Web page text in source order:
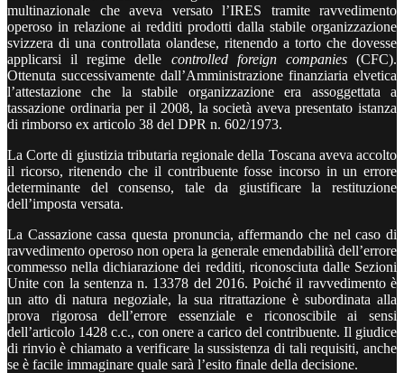
multinazionale che aveva versato l’IRES tramite ravvedimento
operoso in relazione ai redditi prodotti dalla stabile organizzazione
svizzera di una controllata olandese, ritenendo a torto che dovesse
applicarsi il regime delle controlled foreign companies(CFC).
Ottenuta successivamente dall’Amministrazione finanziaria elvetica
l’attestazione che la stabile organizzazione era assoggettata a
tassazione ordinaria per il 2008, la società aveva presentato istanza
di rimborso ex articolo 38 del DPR n. 602/1973.
La Corte di giustizia tributaria regionale della Toscana aveva accolto
il ricorso, ritenendo che il contribuente fosse incorso in un errore
determinante del consenso, tale da giustificare la restituzione
dell’imposta versata.
La Cassazione cassa questa pronuncia, affermando che nel caso di
ravvedimento operoso non opera la generale emendabilità dell’errore
commesso nella dichiarazione dei redditi, riconosciuta dalle Sezioni
Unite con la sentenza n. 13378 del 2016. Poiché il ravvedimento è
un atto di natura negoziale, la sua ritrattazione è subordinata alla
prova rigorosa dell’errore essenziale e riconoscibile ai sensi
dell’articolo 1428 c.c., con onere a carico del contribuente. Il giudice
di rinvio è chiamato a verificare la sussistenza di tali requisiti, anche
se è facile immaginare quale sarà l’esito finale della decisione.